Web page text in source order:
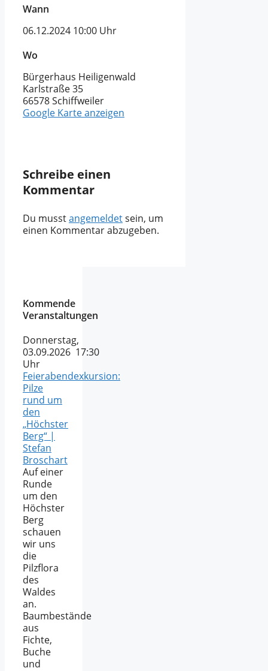
Wann
06.12.2024 10:00 Uhr
Wo
Bürgerhaus Heiligenwald
Karlstraße 35
66578 Schiffweiler
Google Karte anzeigen
Schreibe einen
Kommentar
Du musstangemeldetsein, um
einen Kommentar abzugeben.
Kommende
Veranstaltungen
Donnerstag,
03.09.2026 17:30
Uhr
Feierabendexkursion:
Pilze
rund um
den
„Höchster
Berg“ |
Stefan
Broschart
Auf einer
Runde
um den
Höchster
Berg
schauen
wir uns
die
Pilzflora
des
Waldes
an.
Baumbestände
aus
Fichte,
Buche
und